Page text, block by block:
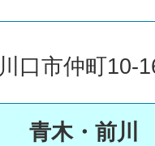
川口市仲町10-
青木・前川